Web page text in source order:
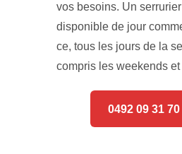
vos besoins. Un
disponible de jour
ce, tous les jours de la
compris les weekends
0492 09 31 70